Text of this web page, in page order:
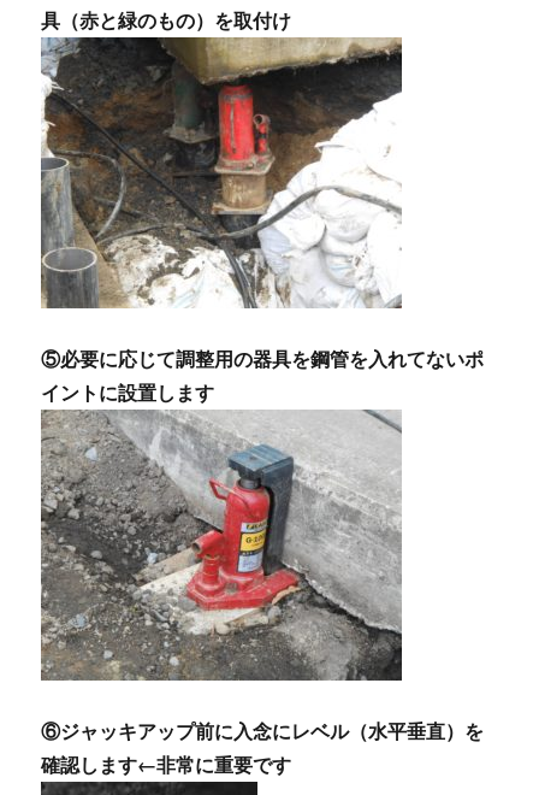
具（赤と緑のもの）を取付け
⑤必要に応じて調整用の器具を鋼管を入れてないポ
イントに設置します
⑥ジャッキアップ前に入念にレベル（水平垂直）を
確認します←非常に重要です